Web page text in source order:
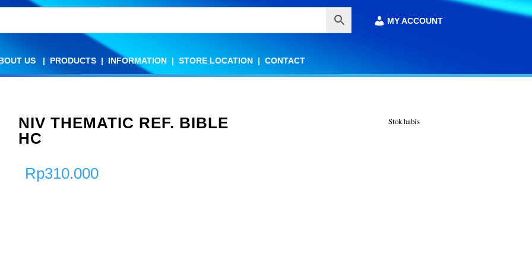
US | PRODUCTS | INFORMATION | STORE LOCATION | CONTACT
MY ACCOUNT
US | PRODUCTS | INFORMATION | STORE LOCATION | CONTACT
MY ACCOUNT
NIV THEMATIC REF. BIBLE
HC
Rp310.000
Stok habis